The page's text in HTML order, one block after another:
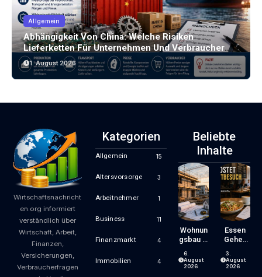
Allgemein
Abhängigkeit Von China: Welche Risiken
Lieferketten Für Unternehmen Und Verbraucher
Bergen
1. August 2026
Wirtschaftsnachricht
en.org informiert
verständlich über
Wirtschaft, Arbeit,
Finanzen,
Versicherungen,
Verbraucherfragen
Kategorien
Allgemein 15
Altersvorsorge 3
Arbeitnehmer 1
Business 11
Finanzmarkt 4
Immobilien 4
Beliebte
Inhalte
Wohnun
Gsbau In
Krise:
Worauf
6.
August
2026
Essen
Gehen
Zum
Luxus?
3.
August
2026